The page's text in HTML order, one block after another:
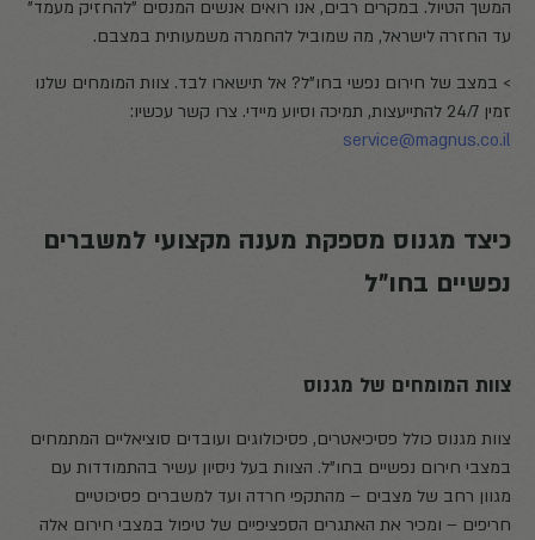
המשך הטיול. במקרים רבים, אנו רואים אנשים המנסים "להחזיק מעמד"
עד החזרה לישראל, מה שמוביל להחמרה משמעותית במצבם.
> במצב של חירום נפשי בחו"ל? אל תישארו לבד. צוות המומחים שלנו
זמין 24/7 להתייעצות, תמיכה וסיוע מיידי. צרו קשר עכשיו:
service@magnus.co.il
כיצד מגנוס מספקת מענה מקצועי למשברים
נפשיים בחו״ל
צוות המומחים של מגנוס
צוות מגנוס כולל פסיכיאטרים, פסיכולוגים ועובדים סוציאליים המתמחים
במצבי חירום נפשיים בחו"ל. הצוות בעל ניסיון עשיר בהתמודדות עם
מגוון רחב של מצבים – מהתקפי חרדה ועד למשברים פסיכוטיים
חריפים – ומכיר את האתגרים הספציפיים של טיפול במצבי חירום אלה